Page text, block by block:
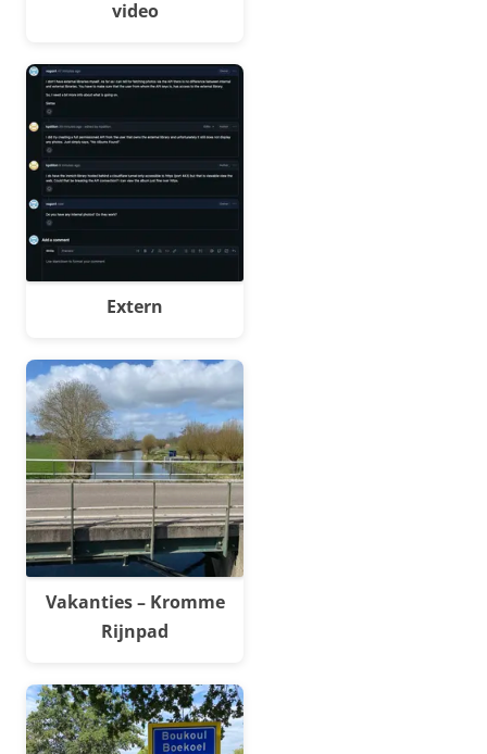
video
Extern
Vakanties – Kromme
Rijnpad